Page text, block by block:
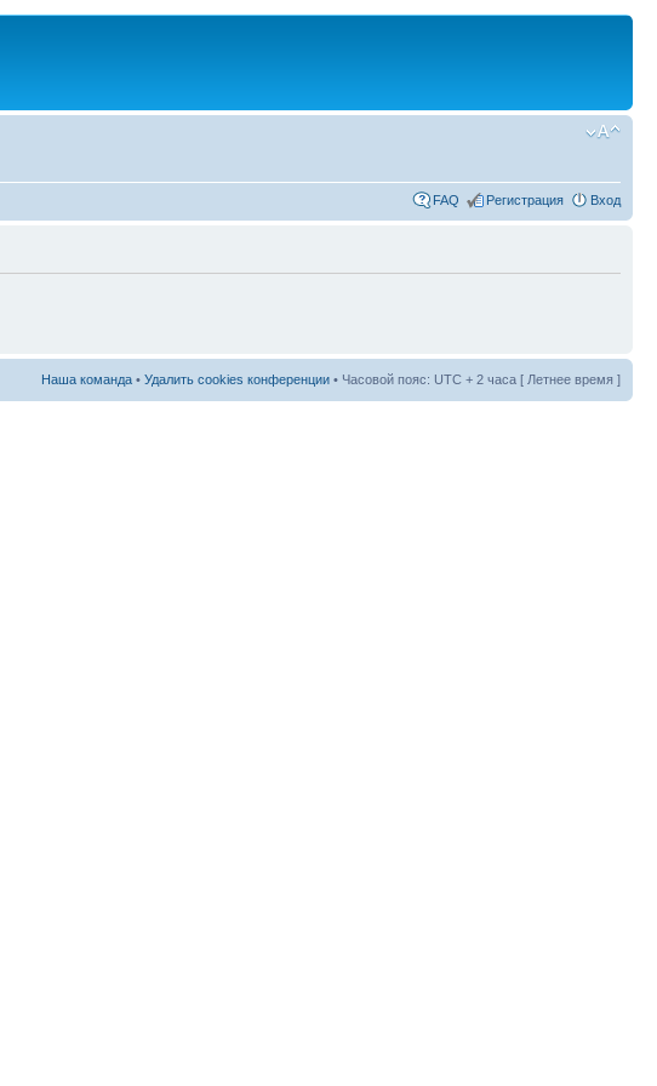
FAQ Регистрация Вход
Наша команда • Удалить cookies конференции • Часовой пояс: UTC + 2 часа [ Летнее время ]